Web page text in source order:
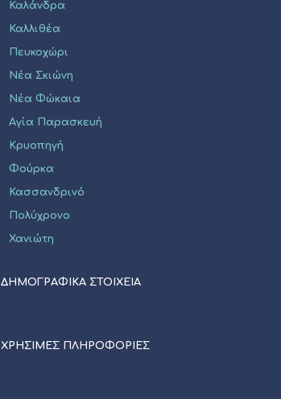
Καλάνδρα
Καλλιθέα
Πευκοχώρι
Νέα Σκιώνη
Νέα Φώκαια
Αγία Παρασκευή
Κρυοπηγή
Φούρκα
Κασσανδρινό
Πολύχρονο
Χανιώτη
ΔΗΜΟΓΡΑΦΙΚΑ ΣΤΟΙΧΕΙΑ
ΧΡΗΣΙΜΕΣ ΠΛΗΡΟΦΟΡΙΕΣ